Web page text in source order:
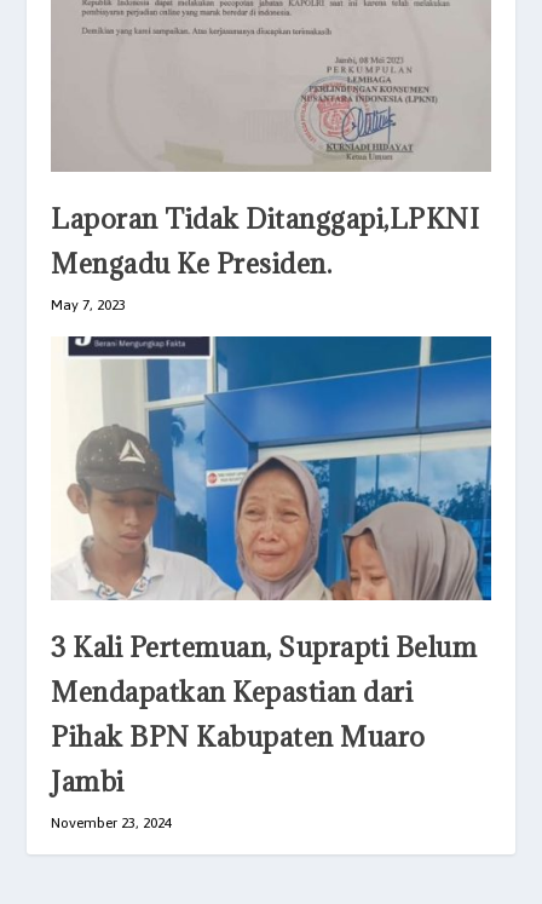
Laporan Tidak Ditanggapi,LPKNI
Mengadu Ke Presiden.
May 7, 2023
3 Kali Pertemuan, Suprapti Belum
Mendapatkan Kepastian dari
Pihak BPN Kabupaten Muaro
Jambi
November 23, 2024